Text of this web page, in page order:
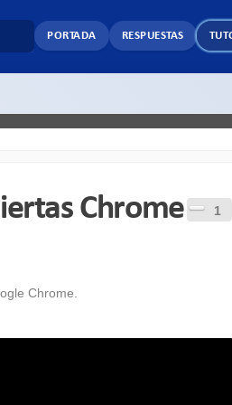
PORTADA RESPUESTAS
1
Chrome
Chrome.